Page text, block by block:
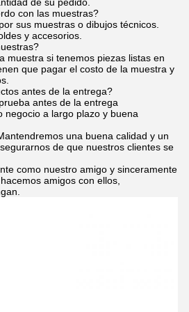
con las muestras?
sus muestras o dibujos técnicos.
y accesorios.
muestra si tenemos piezas listas en
que pagar el costo de la muestra y
antes de la entrega?
antes de la entrega
negocio a largo plazo y buena
una buena calidad y un
de que nuestros clientes se
como nuestro amigo y sinceramente
amigos con ellos,